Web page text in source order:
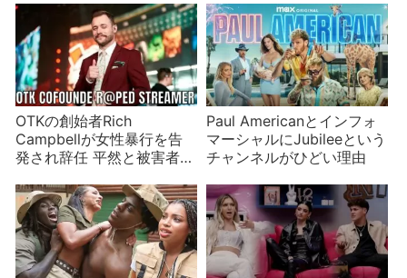
か？
OTKの創始者Rich
Campbellが女性暴行を告
発され辞任 平然と被害者を
Paul Americanとインフォ
マーシャルにJubileeという
チャンネルがひどい理由